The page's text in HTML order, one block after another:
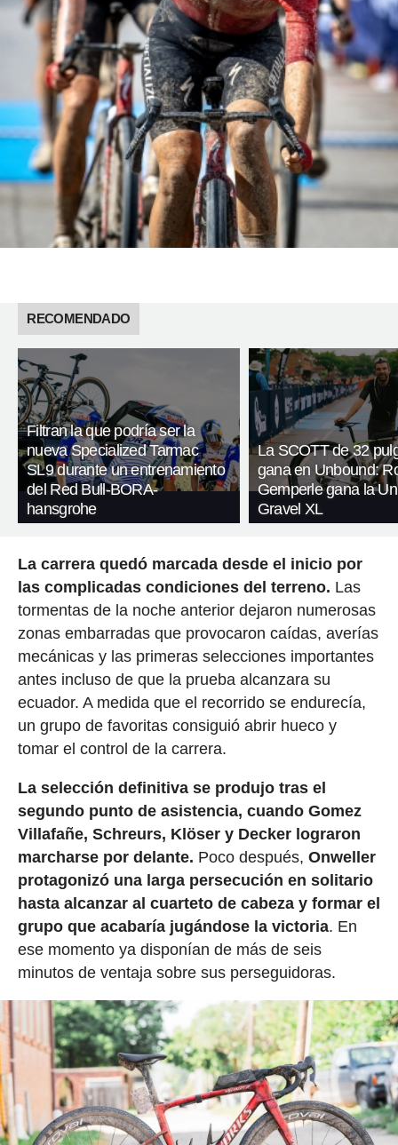
RECOMENDADO
Filtran la que podría ser la
nueva Specialized Tarmac
SL9 durante un entrenamiento
del Red Bull-BORA-
hansgrohe
La SCOTT de 32
gana en Unbound:
Gemperle gana la
Gravel XL
La carrera quedó marcada desde el inicio por
las complicadas condiciones del terreno. Las
tormentas de la noche anterior dejaron numerosas
zonas embarradas que provocaron caídas, averías
mecánicas y las primeras selecciones importantes
antes incluso de que la prueba alcanzara su
ecuador. A medida que el recorrido se endurecía,
un grupo de favoritas consiguió abrir hueco y
tomar el control de la carrera.
La selección definitiva se produjo tras el
segundo punto de asistencia, cuando Gomez
Villafañe, Schreurs, Klöser y Decker lograron
marcharse por delante. Poco después, Onweller
protagonizó una larga persecución en solitario
hasta alcanzar al cuarteto de cabeza y formar el
grupo que acabaría jugándose la victoria. En
ese momento ya disponían de más de seis
minutos de ventaja sobre sus perseguidoras.